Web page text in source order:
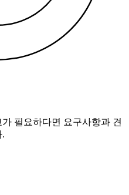
필요하다면 요구사항과 견
.